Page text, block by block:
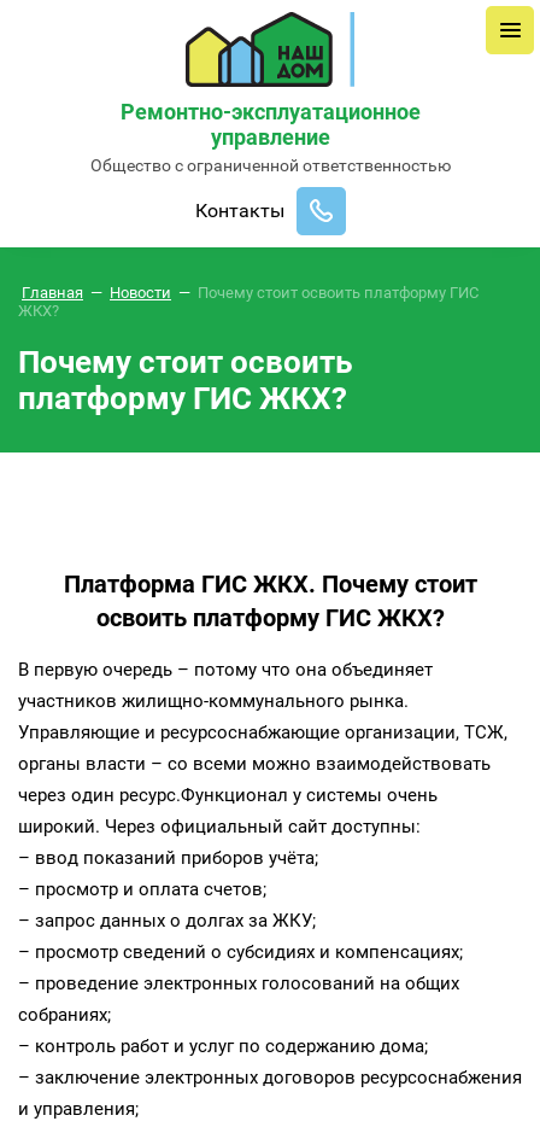
Ремонтно-эксплуатационное
управление
Общество с ограниченной ответственностью
Контакты
Главная — Новости — Почему стоит освоить платформу ГИС
ЖКХ?
Почему стоит освоить
платформу ГИС ЖКХ?
Платформа ГИС ЖКХ. Почему стоит
освоить платформу ГИС ЖКХ?
В первую очередь – потому что она объединяет
участников жилищно-коммунального рынка.
Управляющие и ресурсоснабжающие организации, ТСЖ,
органы власти – со всеми можно взаимодействовать
через один ресурс.Функционал у системы очень
широкий. Через официальный сайт доступны:
– ввод показаний приборов учёта;
– просмотр и оплата счетов;
– запрос данных о долгах за ЖКУ;
– просмотр сведений о субсидиях и компенсациях;
– проведение электронных голосований на общих
собраниях;
– контроль работ и услуг по содержанию дома;
– заключение электронных договоров ресурсоснабжения
и управления;